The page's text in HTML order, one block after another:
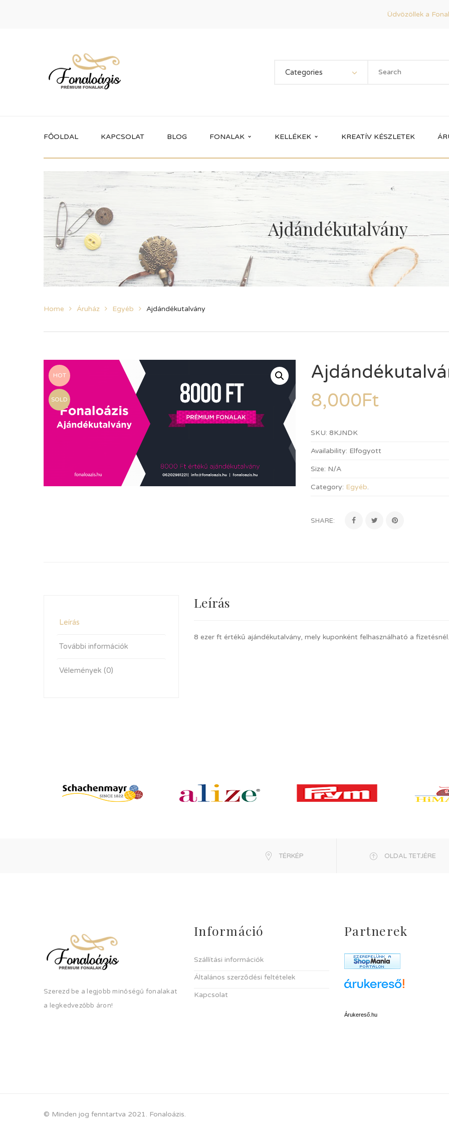
Üdvözöllek a
Categories
FŐOLDAL KAPCSOLAT BLOG FONALAK KELLÉKEK KREATÍV KÉSZLETEK
Itt megtalálhatod a fonaloázis által
forgalmazott összes terméket
Ajdándékutalvány
Home Áruház Egyéb Ajdándékutalvány
HOT
SOLD
8,000Ft
SKU: 8KJNDK
Availability: Elfogyott
Size: N/A
Category: Egyéb.
SHARE:
Leírás
További információk
Vélemények (0)
Leírás
8 ezer ft értékű ajándékutalvány, mely kuponként felhasználható a fizetésnél.
TÉRKÉP OLDAL TETJÉRE
Szerezd be a legjobb minőségű fonalakat
a legkedvezőbb áron!
Információ
Szállítási információk
Általános szerződési feltételek
Kapcsolat
Partnerek
Árukereső.hu
© Minden jog fenntartva 2021. Fonaloázis.